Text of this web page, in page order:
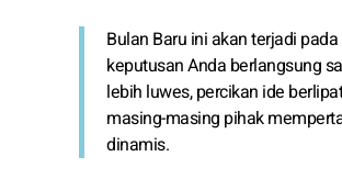
Bulan Baru ini akan terjadi
keputusan Anda berlangsung
lebih luwes, percikan ide
masing-masing pihak
dinamis.